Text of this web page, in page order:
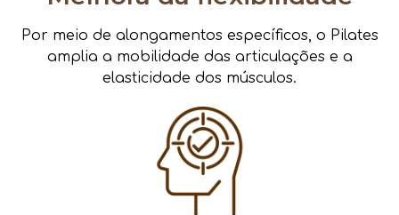
Por meio de alongamentos específicos, o Pilates
amplia a mobilidade das articulações e a
elasticidade dos músculos.